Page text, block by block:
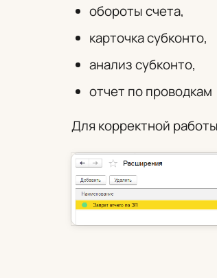
обороты счета,
карточка субконто,
анализ субконто,
отчет по проводкам
Для корректной